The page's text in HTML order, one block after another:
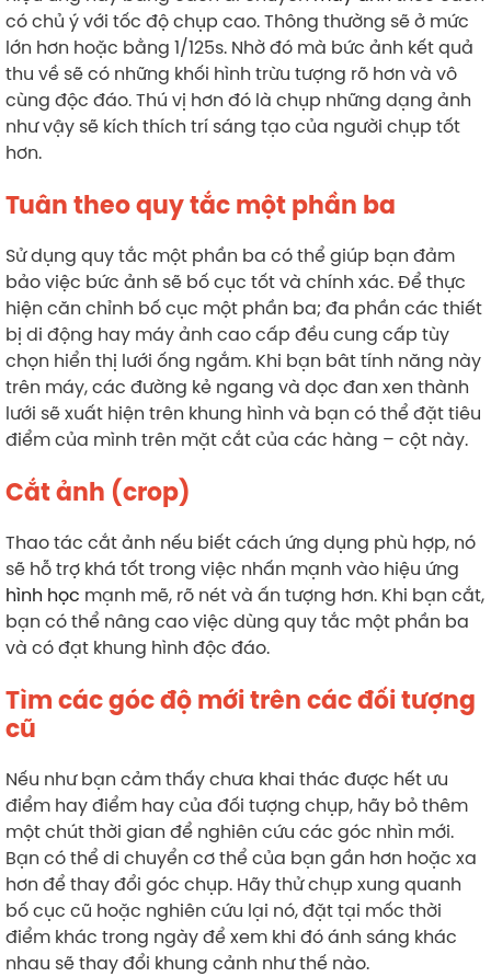
có chủ ý với tốc độ chụp cao. Thông thường sẽ ở mức
lớn hơn hoặc bằng 1/125s. Nhờ đó mà bức ảnh kết quả
thu về sẽ có những khối hình trừu tượng rõ hơn và vô
cùng độc đáo. Thú vị hơn đó là chụp những dạng ảnh
như vậy sẽ kích thích trí sáng tạo của người chụp tốt
hơn.
Tuân theo quy tắc một phần ba
Sử dụng quy tắc một phần ba có thể giúp bạn đảm
bảo việc bức ảnh sẽ bố cục tốt và chính xác. Để thực
hiện căn chỉnh bố cục một phần ba; đa phần các thiết
bị di động hay máy ảnh cao cấp đều cung cấp tùy
chọn hiển thị lưới ống ngắm. Khi bạn bât tính năng này
trên máy, các đường kẻ ngang và dọc đan xen thành
lưới sẽ xuất hiện trên khung hình và bạn có thể đặt tiêu
điểm của mình trên mặt cắt của các hàng – cột này.
Cắt ảnh (crop)
Thao tác cắt ảnh nếu biết cách ứng dụng phù hợp, nó
sẽ hỗ trợ khá tốt trong việc nhấn mạnh vào hiệu ứng
hình học mạnh mẽ, rõ nét và ấn tượng hơn. Khi bạn cắt,
bạn có thể nâng cao việc dùng quy tắc một phần ba
và có đạt khung hình độc đáo.
Tìm các góc độ mới trên các đối tượng
cũ
Nếu như bạn cảm thấy chưa khai thác được hết ưu
điểm hay điểm hay của đối tượng chụp, hãy bỏ thêm
một chút thời gian để nghiên cứu các góc nhìn mới.
Bạn có thể di chuyển cơ thể của bạn gần hơn hoặc xa
hơn để thay đổi góc chụp. Hãy thử chụp xung quanh
bố cục cũ hoặc nghiên cứu lại nó, đặt tại mốc thời
điểm khác trong ngày để xem khi đó ánh sáng khác
nhau sẽ thay đổi khung cảnh như thế nào.